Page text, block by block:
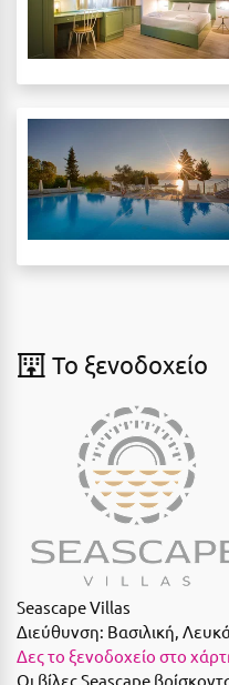
Λακόπετρα Αχαΐας
Λασίθι
Λεπτοκαρυά
Λέσβος
Λευκάδα
Λιτόχωρο
Λουτρά Πόζαρ
Λουτρά Υπάτης
Λουτράκι
Λούτσα
Μάνη
To ξενοδοχείο
Seascape Villas
Διεύθυνση: Βασιλική,
Δες το ξενοδοχείο στο
Οι βίλες Seascape